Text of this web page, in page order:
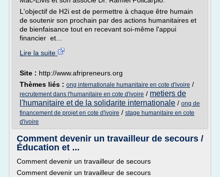
L'objectif de H2i est de permettre à chaque être humain
de soutenir son prochain par des actions humanitaires et
de bienfaisance tout en recevant soi-même l'appui
financier et...
Lire la suite
Site : http://www.afripreneurs.org
Thèmes liés : ong internationale humanitaire en cote d'ivoire /
recrutement dans l'humanitaire en cote d'ivoire / metiers de
l'humanitaire et de la solidarite internationale / ong de
financement de projet en cote d'ivoire / stage humanitaire en cote
d'ivoire
Comment devenir un travailleur de secours /
Éducation et ...
Comment devenir un travailleur de secours
Comment devenir un travailleur de secours